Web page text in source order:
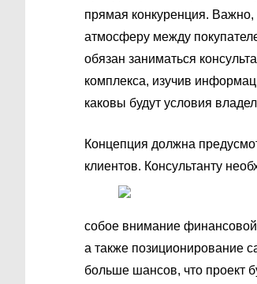
прямая конкуренция.
атмосферу между
обязан заниматься
комплекса, изучив
каковы будут условия
Концепция должна
клиентов. Консультанту
собое внимание
а также позиционирование
больше шансов, что проект